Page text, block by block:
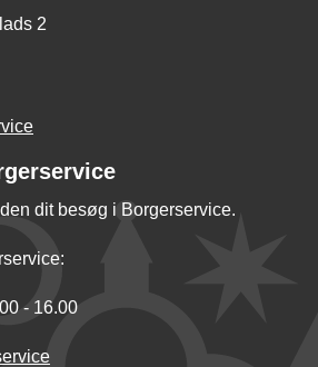
2
dit besøg i Borgerservice.
- 16.00